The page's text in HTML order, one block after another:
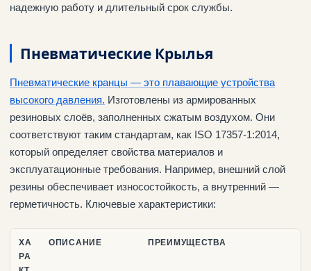
надежную работу и длительный срок службы.
Пневматические Крылья
Пневматические кранцы — это плавающие устройства
высокого давления. Изготовлены из армированных
резиновых слоёв, заполненных сжатым воздухом. Они
соответствуют таким стандартам, как ISO 17357-1:2014,
который определяет свойства материалов и
эксплуатационные требования. Например, внешний слой
резины обеспечивает износостойкость, а внутренний —
герметичность. Ключевые характеристики:
ХА
РА
ОПИСАНИЕ ПРЕИМУЩЕСТВА